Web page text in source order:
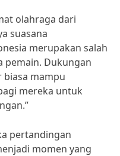
olahraga dari
suasana
merupakan salah
pemain. Dukungan
mampu
mereka untuk
pertandingan
momen yang